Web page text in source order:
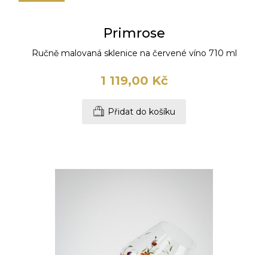
Primrose
Ručně malovaná sklenice na červené víno 710 ml
1 119,00 Kč
Přidat do košíku